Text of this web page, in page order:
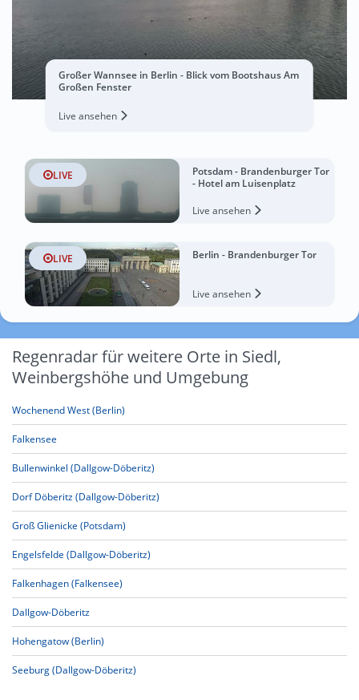
Großer Wannsee in Berlin - Blick vom Bootshaus Am
Großen Fenster
Live ansehen
LIVE
Potsdam - Brandenburger Tor
- Hotel am Luisenplatz
Live ansehen
LIVE Berlin - Brandenburger Tor
Live ansehen
Regenradar für weitere Orte in Siedl,
Weinbergshöhe und Umgebung
Wochenend West (Berlin)
Falkensee
Bullenwinkel (Dallgow-Döberitz)
Dorf Döberitz (Dallgow-Döberitz)
Groß Glienicke (Potsdam)
Engelsfelde (Dallgow-Döberitz)
Falkenhagen (Falkensee)
Dallgow-Döberitz
Hohengatow (Berlin)
Seeburg (Dallgow-Döberitz)